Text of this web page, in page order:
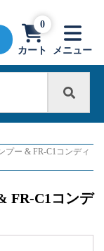
カート
0
メニュー
プー & FR-C1コンディ
FR-C1コンデ